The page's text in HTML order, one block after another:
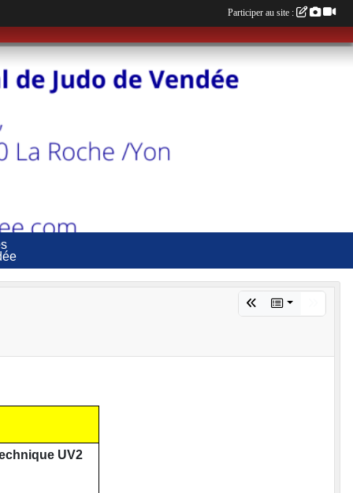
UV2
Participer au site :